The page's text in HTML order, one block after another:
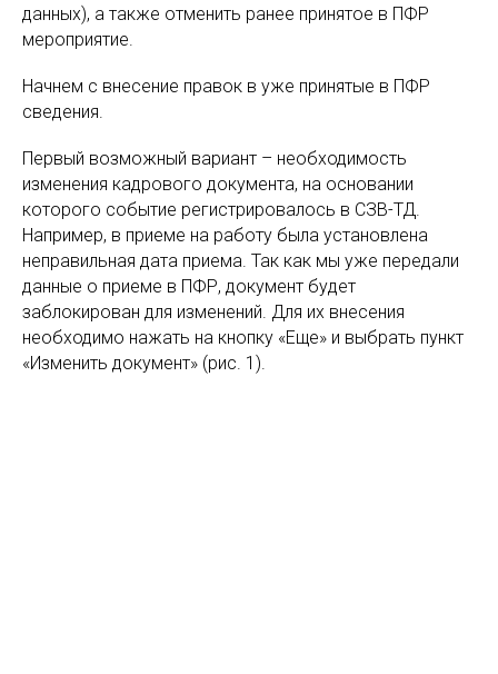
данных), а также отменить ранее принятое в ПФР
мероприятие.
Начнем с внесение правок в уже принятые в ПФР
сведения.
Первый возможный вариант – необходимость
изменения кадрового документа, на основании
которого событие регистрировалось в СЗВ-ТД.
Например, в приеме на работу была установлена
неправильная дата приема. Так как мы уже передали
данные о приеме в ПФР, документ будет
заблокирован для изменений. Для их внесения
необходимо нажать на кнопку «Еще» и выбрать пункт
«Изменить документ» (рис. 1).